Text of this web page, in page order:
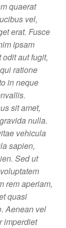
quaerat
vel,
erat. Fusce
ipsam
aut fugit,
ratione
in neque
sit amet,
nulla.
vehicula
sapien,
Sed ut
rem aperiam,
quasi
Aenean vel
imperdiet